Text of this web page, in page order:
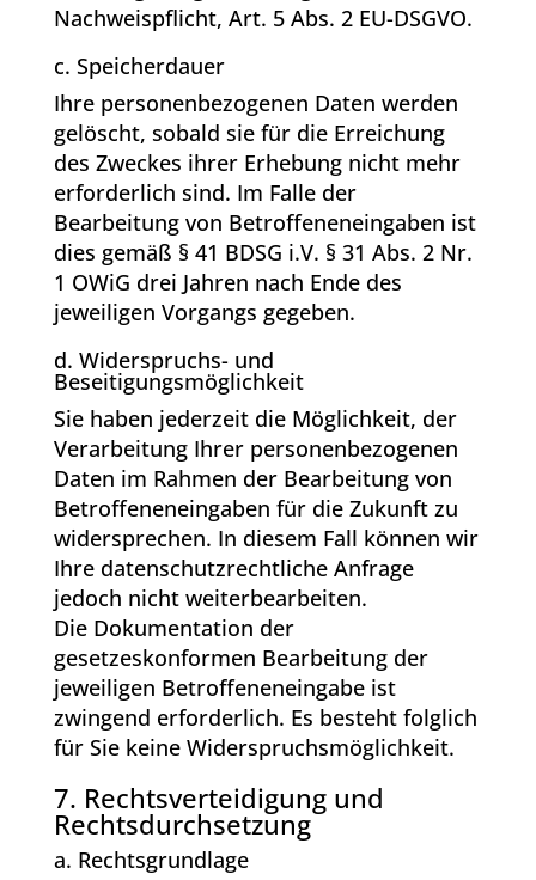
Nachweispflicht, Art. 5 Abs. 2 EU-DSGVO.
c. Speicherdauer
Ihre personenbezogenen Daten werden
gelöscht, sobald sie für die Erreichung
des Zweckes ihrer Erhebung nicht mehr
erforderlich sind. Im Falle der
Bearbeitung von Betroffeneneingaben ist
dies gemäß § 41 BDSG i.V. § 31 Abs. 2 Nr.
1 OWiG drei Jahren nach Ende des
jeweiligen Vorgangs gegeben.
d. Widerspruchs- und
Beseitigungsmöglichkeit
Sie haben jederzeit die Möglichkeit, der
Verarbeitung Ihrer personenbezogenen
Daten im Rahmen der Bearbeitung von
Betroffeneneingaben für die Zukunft zu
widersprechen. In diesem Fall können wir
Ihre datenschutzrechtliche Anfrage
jedoch nicht weiterbearbeiten.
Die Dokumentation der
gesetzeskonformen Bearbeitung der
jeweiligen Betroffeneneingabe ist
zwingend erforderlich. Es besteht folglich
für Sie keine Widerspruchsmöglichkeit.
7. Rechtsverteidigung und
Rechtsdurchsetzung
a. Rechtsgrundlage